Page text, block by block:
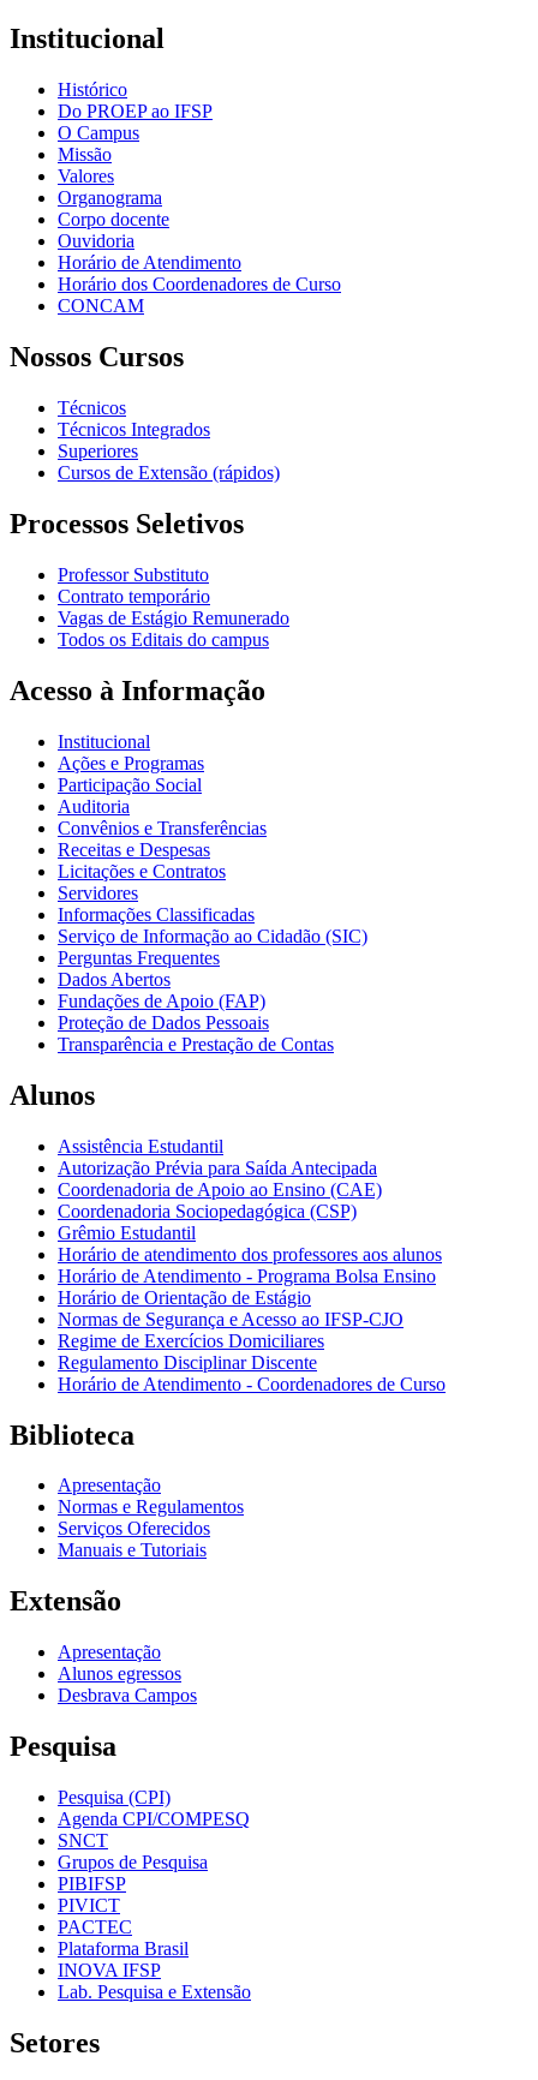
Institucional
Histórico
Do PROEP ao IFSP
O Campus
Missão
Valores
Organograma
Corpo docente
Ouvidoria
Horário de Atendimento
Horário dos Coordenadores de Curso
CONCAM
Nossos Cursos
Técnicos
Técnicos Integrados
Superiores
Cursos de Extensão (rápidos)
Processos Seletivos
Professor Substituto
Contrato temporário
Vagas de Estágio Remunerado
Todos os Editais do campus
Acesso à Informação
Institucional
Ações e Programas
Participação Social
Auditoria
Convênios e Transferências
Receitas e Despesas
Licitações e Contratos
Servidores
Informações Classificadas
Serviço de Informação ao Cidadão (SIC)
Perguntas Frequentes
Dados Abertos
Fundações de Apoio (FAP)
Proteção de Dados Pessoais
Transparência e Prestação de Contas
Alunos
Assistência Estudantil
Autorização Prévia para Saída Antecipada
Coordenadoria de Apoio ao Ensino (CAE)
Coordenadoria Sociopedagógica (CSP)
Grêmio Estudantil
Horário de atendimento dos professores aos alunos
Horário de Atendimento - Programa Bolsa Ensino
Horário de Orientação de Estágio
Normas de Segurança e Acesso ao IFSP-CJO
Regime de Exercícios Domiciliares
Regulamento Disciplinar Discente
Horário de Atendimento - Coordenadores de Curso
Biblioteca
Apresentação
Normas e Regulamentos
Serviços Oferecidos
Manuais e Tutoriais
Extensão
Apresentação
Alunos egressos
Desbrava Campos
Pesquisa
Pesquisa (CPI)
Agenda CPI/COMPESQ
SNCT
Grupos de Pesquisa
PIBIFSP
PIVICT
PACTEC
Plataforma Brasil
INOVA IFSP
Lab. Pesquisa e Extensão
Setores